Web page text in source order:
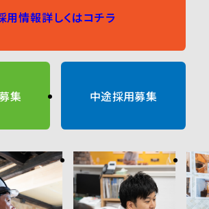
用情報詳しくはコチラ
集 中途採用募集